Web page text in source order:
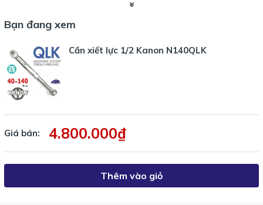
Các sản phẩm thuộc dòng sản phẩm Kanon QLK - loại xiết lực
kiểu đặt lực trước
Bạn đang xem
Cần xiết lực 1/2 Kanon N140QLK
Giá bán: 4.800.000₫
Thêm vào giỏ